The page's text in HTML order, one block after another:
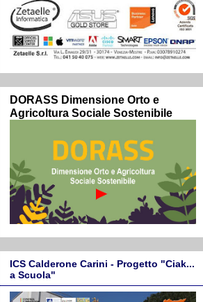
DORASS Dimensione Orto e
Agricoltura Sociale Sostenibile
ICS Calderone Carini - Progetto "Ciak...
a Scuola"